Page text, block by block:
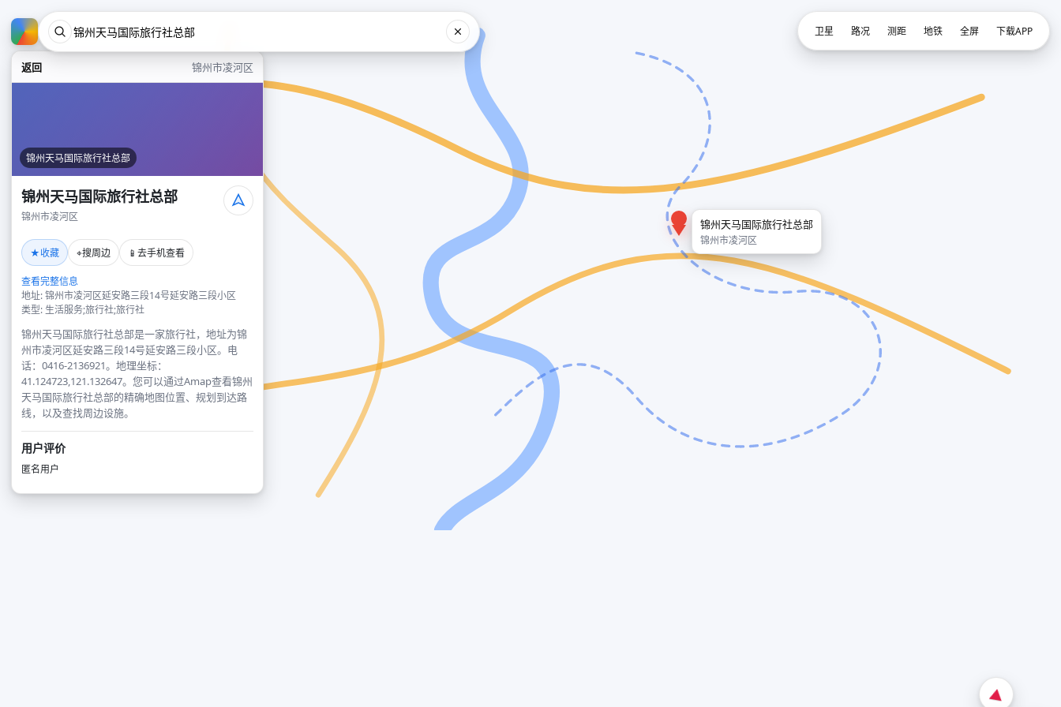
返回 锦州市凌河区
锦州天马国际旅行社总部
锦州天马国际旅行社总部
锦州市凌河区
★收藏 ⌖搜周边 📱 去手机查看
查看完整信息
地址: 锦州市凌河区延安路三段14号延安路三段小区
类型: 生活服务;旅行社;旅行社
锦州天马国际旅行社总部是一家旅行社，地址为锦
州市凌河区延安路三段14号延安路三段小区。电
话：0416-2136921。地理坐标：
41.124723,121.132647。您可以通过Amap查看锦州
天马国际旅行社总部的精确地图位置、规划到达路
线，以及查找周边设施。
用户评价
匿名用户
锦州天马国际旅行社总部
锦州市凌河区
卫星 路况 测距 地铁 全屏 下载APP